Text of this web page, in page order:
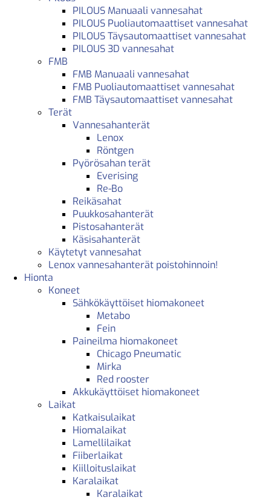
PILOUS Manuaali vannesahat
PILOUS Puoliautomaattiset vannesahat
PILOUS Täysautomaattiset vannesahat
PILOUS 3D vannesahat
FMB
FMB Manuaali vannesahat
FMB Puoliautomaattiset vannesahat
FMB Täysautomaattiset vannesahat
Terät
Vannesahanterät
Lenox
Röntgen
Pyörösahan terät
Everising
Re-Bo
Reikäsahat
Puukkosahanterät
Pistosahanterät
Käsisahanterät
Käytetyt vannesahat
Lenox vannesahanterät poistohinnoin!
Hionta
Koneet
Sähkökäyttöiset hiomakoneet
Metabo
Fein
Paineilma hiomakoneet
Chicago Pneumatic
Mirka
Red rooster
Akkukäyttöiset hiomakoneet
Laikat
Katkaisulaikat
Hiomalaikat
Lamellilaikat
Fiiberlaikat
Kiilloituslaikat
Karalaikat
Karalaikat